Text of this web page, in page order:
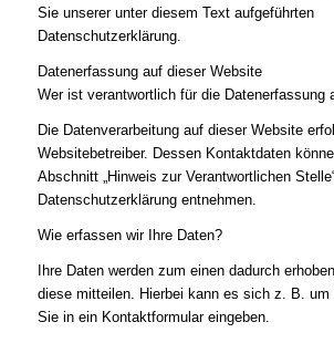
Sie unserer unter diesem Text aufgeführten
Datenschutzerklärung.
Datenerfassung auf dieser Website
Wer ist verantwortlich für die Datenerfassung
Die Datenverarbeitung auf dieser Website
Websitebetreiber. Dessen Kontaktdaten
Abschnitt „Hinweis zur Verantwortlichen
Datenschutzerklärung entnehmen.
Wie erfassen wir Ihre Daten?
Ihre Daten werden zum einen dadurch
diese mitteilen. Hierbei kann es sich z. B. um
Sie in ein Kontaktformular eingeben.